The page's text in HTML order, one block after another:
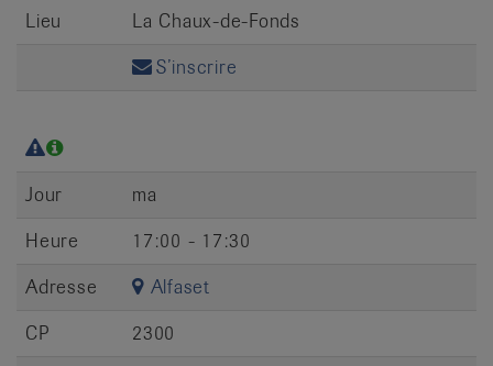
Lieu
La Chaux-de-Fonds
S’inscrire
Jour
ma
Heure
17:00 - 17:30
Adresse
Alfaset
CP
2300